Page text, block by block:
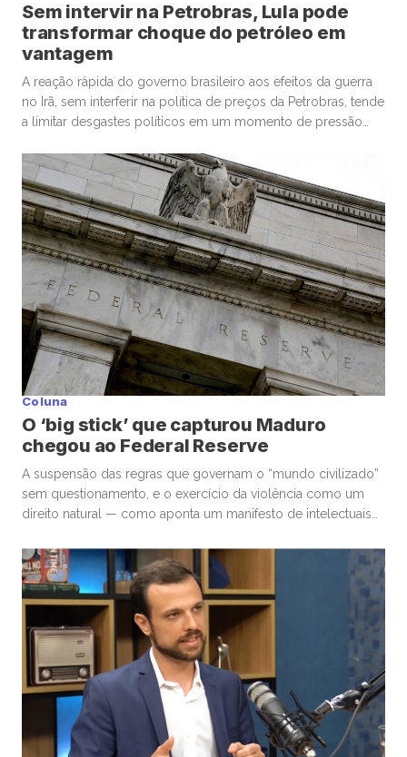
Sem intervir na Petrobras, Lula pode
transformar choque do petróleo em
vantagem
A reação rápida do governo brasileiro aos efeitos da guerra
no Irã, sem interferir na política de preços da Petrobras, tende
a limitar desgastes políticos em um momento de pressão
Lula da Silva. O Palácio do Planalto enfatiza que o pacote
anti-inflacionário é temporário, para amortecer […]
Coluna
O ‘big stick’ que capturou Maduro
chegou ao Federal Reserve
A suspensão das regras que governam o “mundo civilizado”
sem questionamento, e o exercício da violência como um
direito natural — como aponta um manifesto de intelectuais
— deixaram a dimensão geopolítica e bateram à porta do
Federal Reserve (Fed). Seu presidente, Jerome Powell,
recebeu intimações […]